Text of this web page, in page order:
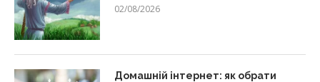
02/08/2026
Домашній інтернет: як обрати